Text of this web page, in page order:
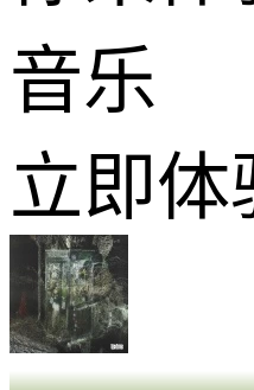
音乐
立即体